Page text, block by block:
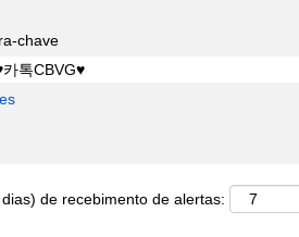
chave
de recebimento de alertas: